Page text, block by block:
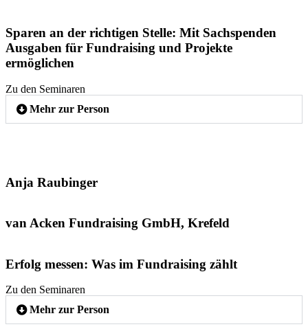
Sparen an der richtigen Stelle: Mit Sachspenden
Ausgaben für Fundraising und Projekte
ermöglichen
Zu den Seminaren
Mehr zur Person
Anja Raubinger
van Acken Fundraising GmbH, Krefeld
Erfolg messen: Was im Fundraising zählt
Zu den Seminaren
Mehr zur Person